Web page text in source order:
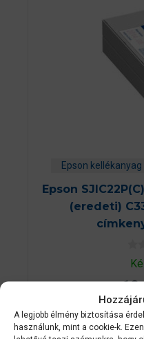
A legjobb élmény biztosítása
használunk, mint a cookie-k.
Epson kellékanyag
Epson
(eredeti)
0
a
-
b
ő
l
10